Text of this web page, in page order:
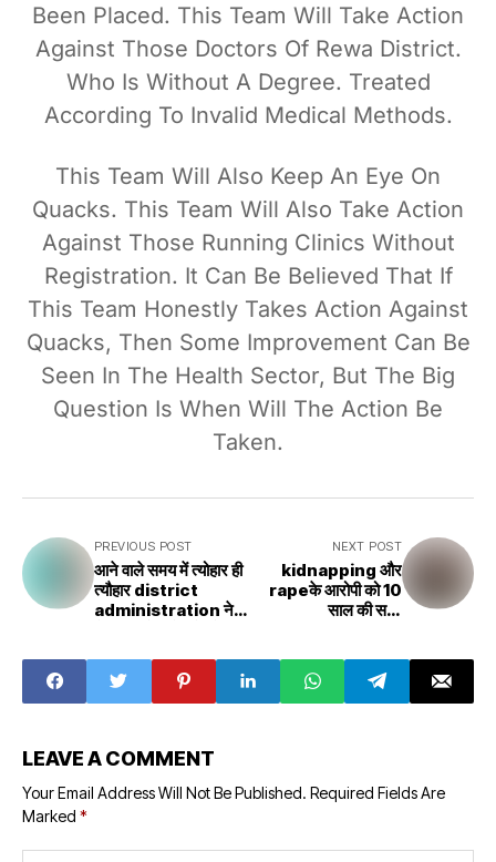
Been Placed. This Team Will Take Action
Against Those Doctors Of Rewa District.
Who Is Without A Degree. Treated
According To Invalid Medical Methods.
This Team Will Also Keep An Eye On
Quacks. This Team Will Also Take Action
Against Those Running Clinics Without
Registration. It Can Be Believed That If
This Team Honestly Takes Action Against
Quacks, Then Some Improvement Can Be
Seen In The Health Sector, But The Big
Question Is When Will The Action Be
Taken.
PREVIOUS POST
आने वाले समय में त्योहार ही
त्यौहार district
administration ने
बात कही
NEXT POST
kidnapping और
rapeके आरोपी को 10
साल की सजा
LEAVE A COMMENT
Your Email Address Will Not Be Published. Required Fields Are
Marked *